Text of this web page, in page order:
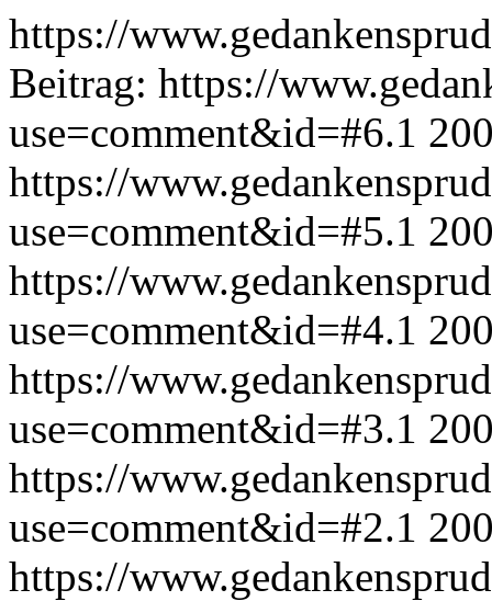
https://
Beitrag: https://
use=comment&id=#6.1
https://
use=comment&id=#5.1
https://
use=comment&id=#4.1
https://
use=comment&id=#3.1
https://
use=comment&id=#2.1
https://